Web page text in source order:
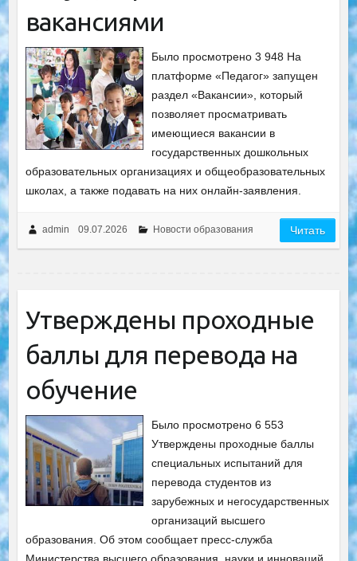
вакансиями
Было просмотрено 3 948 На
платформе «Педагог» запущен
раздел «Вакансии», который
позволяет просматривать
имеющиеся вакансии в
государственных дошкольных
образовательных организациях и общеобразовательных
школах, а также подавать на них онлайн-заявления.
admin 09.07.2026 Новости образования Читать
Утверждены проходные
баллы для перевода на
обучение
Было просмотрено 6 553
Утверждены проходные баллы
специальных испытаний для
перевода студентов из
зарубежных и негосударственных
организаций высшего
образования. Об этом сообщает пресс-служба